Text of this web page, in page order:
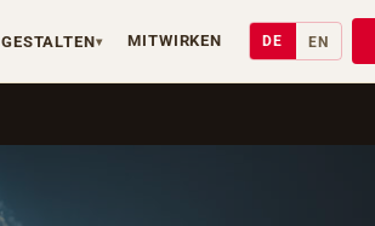
GESTALTEN▾ MITWIRKEN DE EN